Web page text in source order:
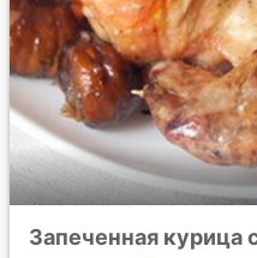
Запеченная курица